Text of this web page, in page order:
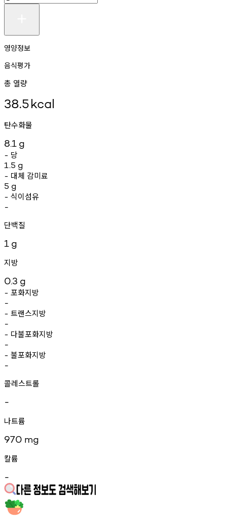
영양정보
음식평가
총 열량
38.5kcal
탄수화물
8.1 g
- 당
1.5 g
- 대체 감미료
5 g
- 식이섬유
-
단백질
1 g
지방
0.3 g
- 포화지방
-
- 트랜스지방
-
- 다불포화지방
-
- 불포화지방
-
콜레스트롤
-
나트륨
970 mg
칼륨
-